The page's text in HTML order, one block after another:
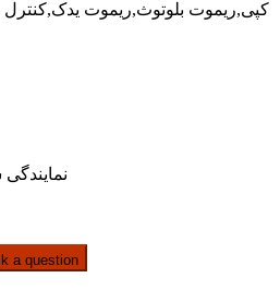
کپی,ریموت بلوتوث,ریموت
a question